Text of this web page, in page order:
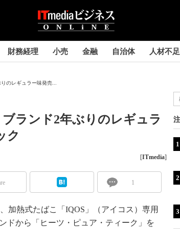
財務経理 小売 金融 自治体 人材不足
のレギュラー味発売...
ランド2年ぶりのレギュラ
ク
[ITmedia]
1
加熱式たばこ「IQOS」（アイコス）専用
ドから「ヒーツ・ピュア・ティーク」を